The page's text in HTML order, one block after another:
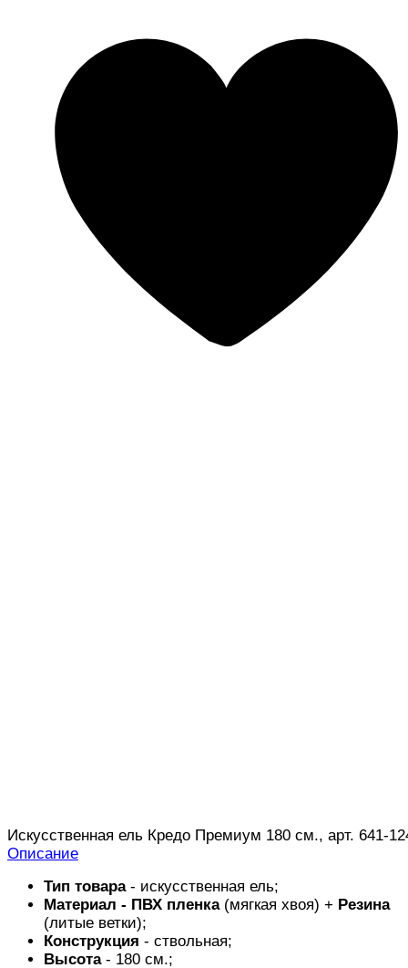
Искусственная ель Кредо Премиум 180 см., арт. 641-
Описание
Тип товара- искусственная ель;
Материал - ПВХ пленка(мягкая хвоя) + Резина
(литые ветки);
Конструкция - ствольная;
Высота- 180 см.;